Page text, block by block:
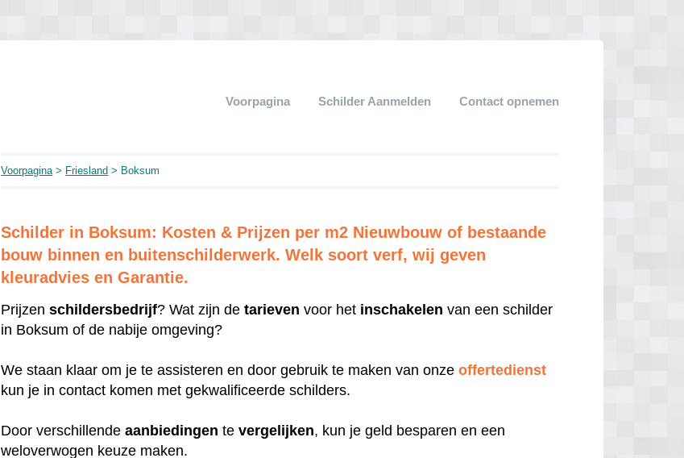
Voorpagina Schilder Aanmelden Contact opnemen
Voorpagina> Friesland > Boksum
Schilder in Boksum: Kosten & Prijzen per m2 Nieuwbouw of bestaande
bouw binnen en buitenschilderwerk. Welk soort verf, wij geven
kleuradvies en Garantie.
Prijzenschildersbedrijf? Wat zijn detarieven voor het inschakelen van een schilder
in Boksum of de nabije omgeving?
We staan klaar om je te assisteren en door gebruik te maken van onzeoffertedienst
kun je in contact komen met gekwalificeerde schilders.
Door verschillendeaanbiedingen tevergelijken, kun je geld besparen en een
weloverwogen keuze maken.